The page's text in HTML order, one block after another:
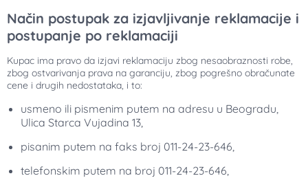
Način postupak za izjavljivanje reklamacije i
postupanje po reklamaciji
Kupac ima pravo da izjavi reklamaciju zbog nesaobraznosti robe,
zbog ostvarivanja prava na garanciju, zbog pogrešno obračunate
cene i drugih nedostataka, i to:
usmeno ili pismenim putem na adresu u Beogradu,
Ulica Starca Vujadina 13,
pisanim putem na faks broj 011-24-23-646,
telefonskim putem na broj 011-24-23-646,